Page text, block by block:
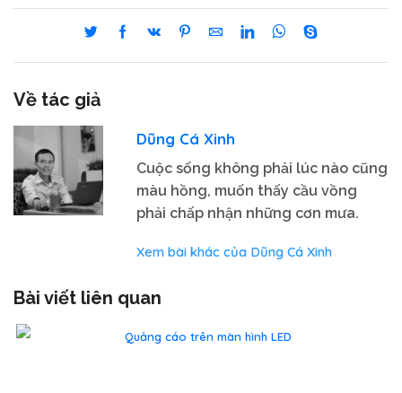
Về tác giả
Dũng Cá Xinh
Cuộc sống không phải lúc nào cũng
màu hồng, muốn thấy cầu vồng
phải chấp nhận những cơn mưa.
Xem bài khác của Dũng Cá Xinh
Bài viết liên quan